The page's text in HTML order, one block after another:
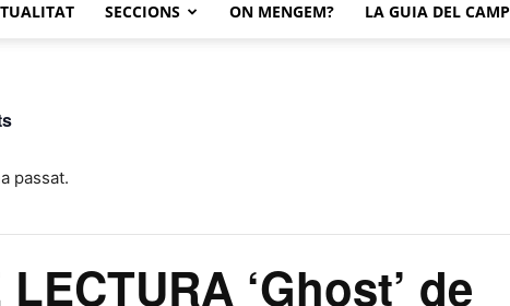
SECCIONS ON MENGEM? LA GUIA DEL CAMP
passat.
‘Ghost’ de